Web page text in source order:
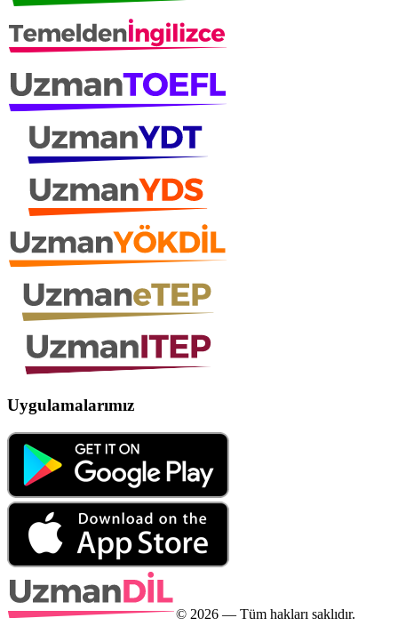
Uygulamalarımız
© 2026 — Tüm hakları saklıdır.